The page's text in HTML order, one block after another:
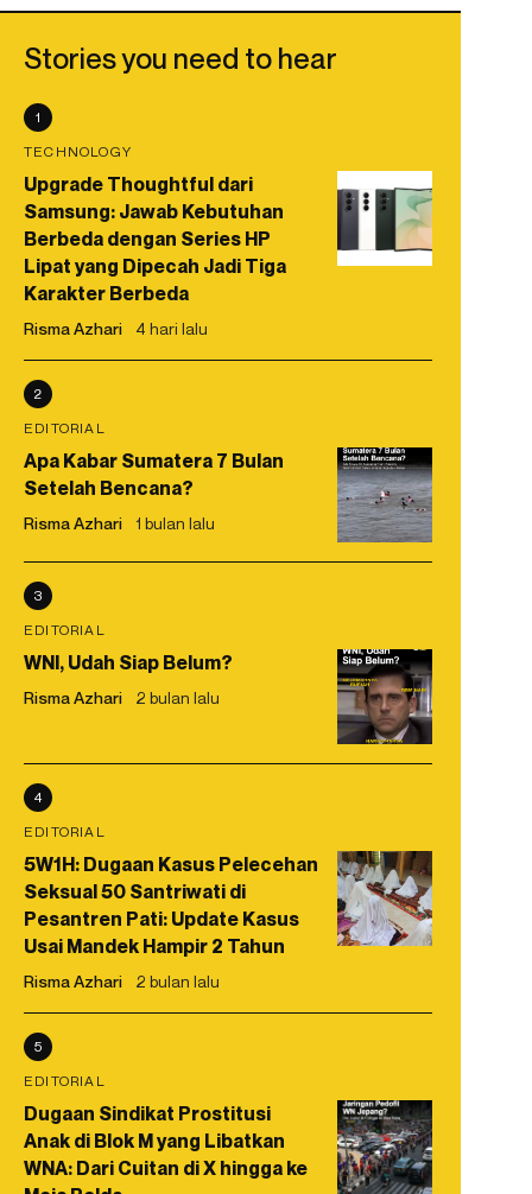
Stories you need to hear
1
TECHNOLOGY
Upgrade Thoughtful dari
Samsung: Jawab Kebutuhan
Berbeda dengan Series HP
Lipat yang Dipecah Jadi Tiga
Karakter Berbeda
Risma Azhari 4 hari lalu
2
EDITORIAL
Apa Kabar Sumatera 7 Bulan
Setelah Bencana?
Risma Azhari 1 bulan lalu
3
EDITORIAL
WNI, Udah Siap Belum?
Risma Azhari 2 bulan lalu
4
EDITORIAL
5W1H: Dugaan Kasus Pelecehan
Seksual 50 Santriwati di
Pesantren Pati: Update Kasus
Usai Mandek Hampir 2 Tahun
Risma Azhari 2 bulan lalu
5
EDITORIAL
Dugaan Sindikat Prostitusi
Anak di Blok M yang Libatkan
WNA: Dari Cuitan di X hingga ke